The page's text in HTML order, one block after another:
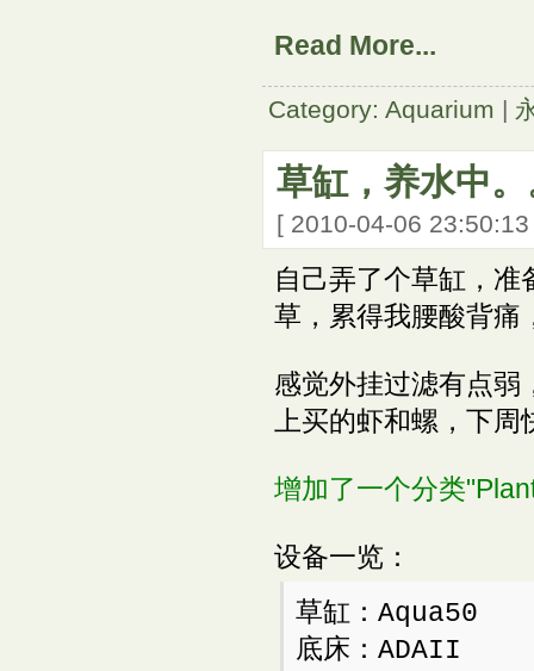
Read More...
Category: Aquarium |
草缸，养水中
[ 2010-04-06
自己弄了个草缸，
草，累得我腰酸背
感觉外挂过滤有点弱
上买的虾和螺，下周
增加了一个分类
设备一览：
草缸：Aqua50
底床：ADAII